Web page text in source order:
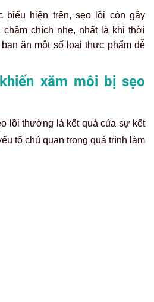
biểu hiện trên, sẹo lồi còn gây
châm chích nhẹ, nhất là khi thời
ăn một số loại thực phẩm dễ
xăm môi bị sẹo
lồi thường là kết quả của sự kết
tố chủ quan trong quá trình làm